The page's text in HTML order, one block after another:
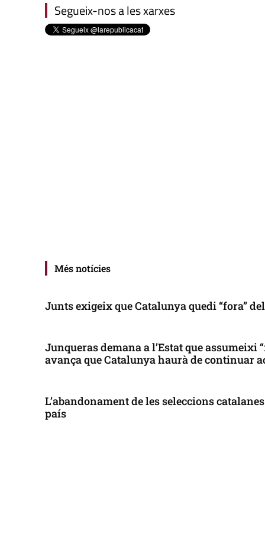
Segueix-nos a les xarxes
Més notícies
Junts exigeix que Catalunya quedi “fora”
Junqueras demana a l’Estat que assumeixi
avança que Catalunya haurà de continuar
L’abandonament de les seleccions
país